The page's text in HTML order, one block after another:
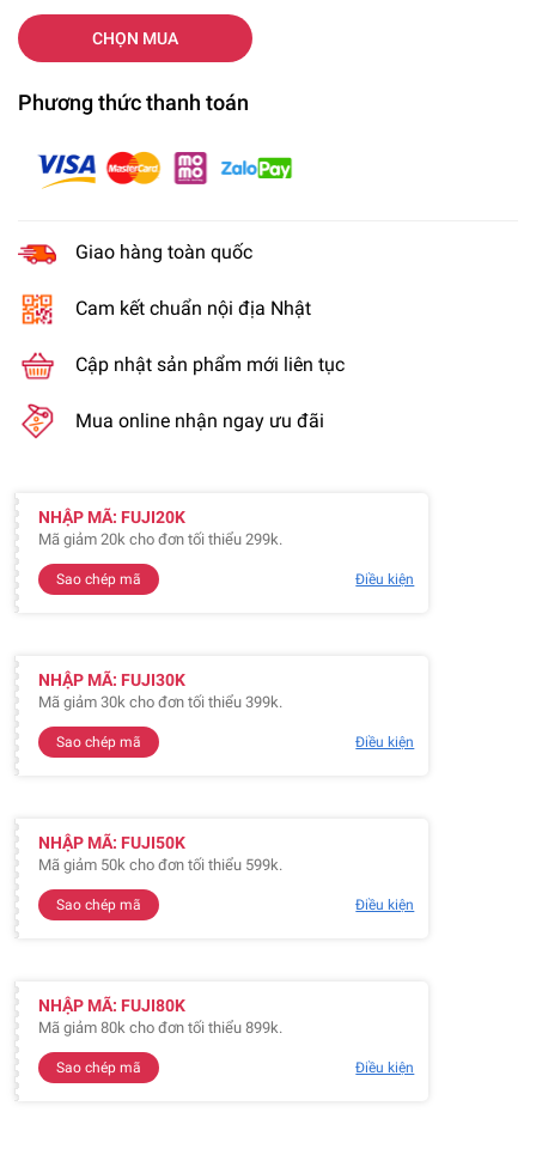
CHỌN MUA
Phương thức thanh toán
Giao hàng toàn quốc
Cam kết chuẩn nội địa Nhật
Cập nhật sản phẩm mới liên tục
Mua online nhận ngay ưu đãi
NHẬP MÃ: FUJI20K
Mã giảm 20k cho đơn tối thiểu 299k.
Sao chép mã Điều kiện
NHẬP MÃ: FUJI30K
Mã giảm 30k cho đơn tối thiểu 399k.
Sao chép mã Điều kiện
NHẬP MÃ: FUJI50K
Mã giảm 50k cho đơn tối thiểu 599k.
Sao chép mã Điều kiện
NHẬP MÃ: FUJI80K
Mã giảm 80k cho đơn tối thiểu 899k.
Sao chép mã Điều kiện